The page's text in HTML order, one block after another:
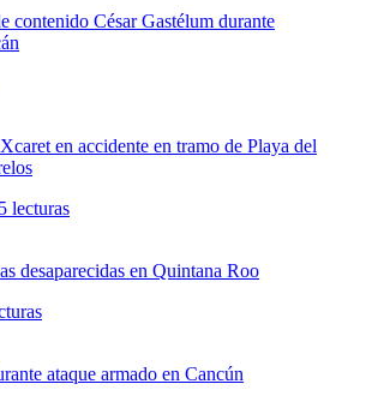
contenido César Gastélum durante
en accidente en tramo de Playa del
lecturas
desaparecidas en Quintana Roo
ataque armado en Cancún